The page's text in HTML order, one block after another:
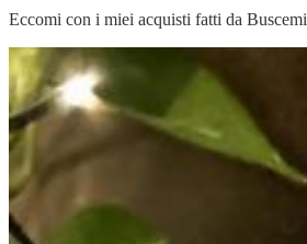
Eccomi con i miei acquisti fatti da Buscemi